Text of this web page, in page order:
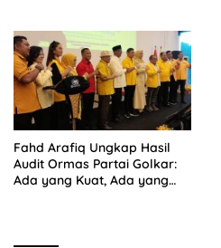
Fahd Arafiq Ungkap Hasil
Audit Ormas Partai Golkar:
Ada yang Kuat, Ada yang